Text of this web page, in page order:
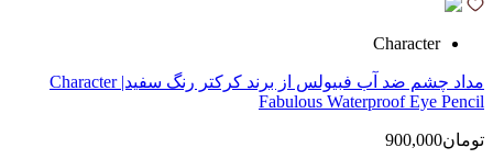
Character
مداد چشم ضد آب فبیولس از برند کرکتر رنگ سفید| Character
Fabulous Waterproof Eye Pencil
تومان900,000